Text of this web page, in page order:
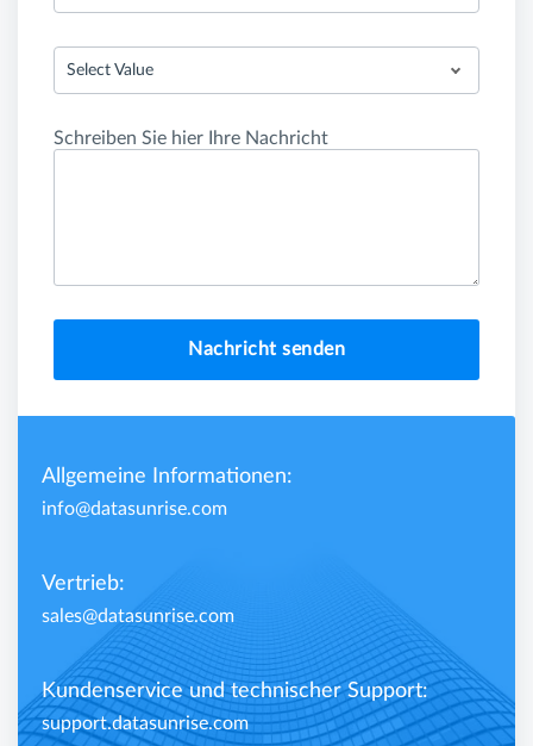
Select Value
Schreiben Sie hier Ihre Nachricht
Nachricht senden
Allgemeine Informationen:
info@datasunrise.com
Vertrieb:
sales@datasunrise.com
Kundenservice und technischer Support:
support.datasunrise.com